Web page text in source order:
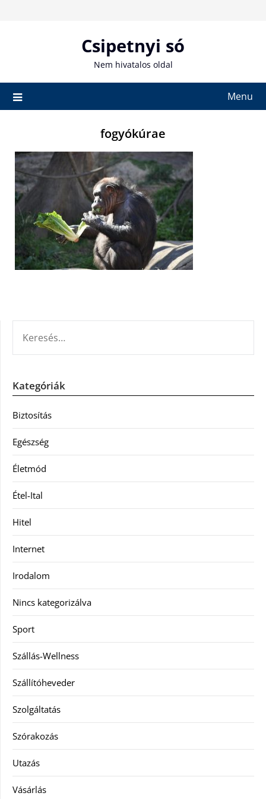
Csipetnyi só
Nem hivatalos oldal
Menu
fogyókúrae
Kategóriák
Biztosítás
Egészség
Életmód
Étel-Ital
Hitel
Internet
Irodalom
Nincs kategorizálva
Sport
Szállás-Wellness
Szállítóheveder
Szolgáltatás
Szórakozás
Utazás
Vásárlás